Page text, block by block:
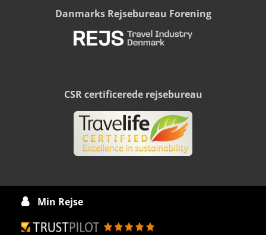
Danmarks Rejsebureau Forening
CSR certificerede rejsebureau
 Min Rejse